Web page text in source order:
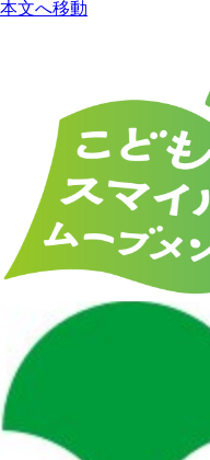
本文へ移動